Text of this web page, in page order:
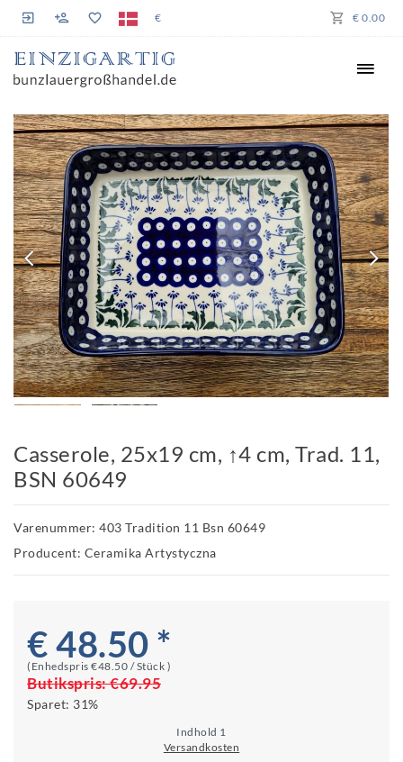
€ € 0.00
Casserole, 25x19 cm, ↑4 cm, Trad. 11,
BSN 60649
Varenummer: 403 Tradition 11 Bsn 60649
Producent: Ceramika Artystyczna
€ 48.50 *
(Enhedspris €48.50 / Stück )
Butikspris:€69.95
Sparet: 31%
Indhold 1
Versandkosten